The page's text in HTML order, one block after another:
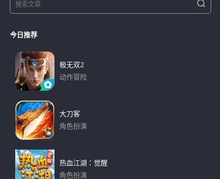
e
r
S
e
今日推荐
极无双2
动作冒险
大刀客
角色扮演
热血江湖：觉醒
角色扮演